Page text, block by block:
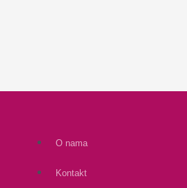
O nama
Kontakt